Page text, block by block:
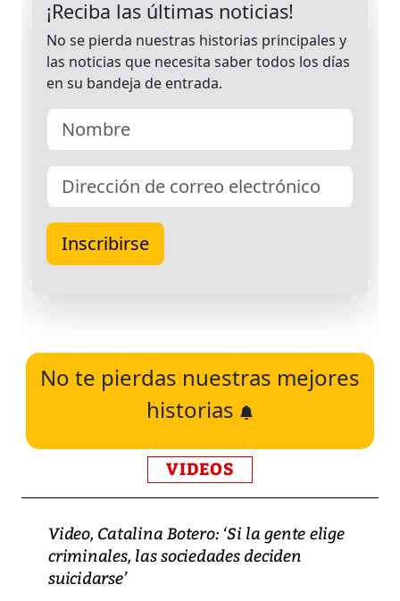
No te pierdas nuestras mejores
historias
VIDEOS
Video, Catalina Botero: ‘Si la gente elige
criminales, las sociedades deciden
suicidarse’